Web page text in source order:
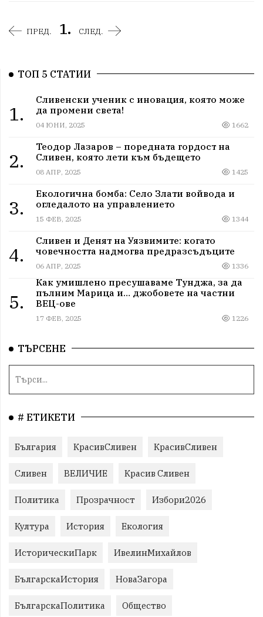
ПРЕД. 1. СЛЕД.
ТОП 5 СТАТИИ
1.
Сливенски ученик с иновация, която може
да промени света!
04 ЮНИ, 2025 1662
2.
Теодор Лазаров – поредната гордост на
Сливен, която лети към бъдещето
08 АПР, 2025 1425
3.
Екологична бомба: Село Злати войвода и
огледалото на управлението
15 ФЕВ, 2025 1344
4.
Сливен и Денят на Уязвимите: когато
човечността надмогва предразсъдъците
06 АПР, 2025 1336
5.
Как умишлено пресушаваме Тунджа, за да
пълним Марица и… джобовете на частни
ВЕЦ-ове
17 ФЕВ, 2025 1226
ТЪРСЕНЕ
# ЕТИКЕТИ
България КрасивСливен КрасивСливен
Сливен ВЕЛИЧИЕ Красив Сливен
Политика Прозрачност Избори2026
Култура История Екология
ИсторическиПарк ИвелинМихайлов
БългарскаИстория НоваЗагора
БългарскаПолитика Общество